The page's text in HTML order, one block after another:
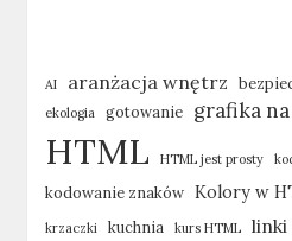
AI aranżacja wnętrz
ekologia gotowanie grafika
HTML HTML jest prosty
kodowanie znaków Kolory w
krzaczki kuchnia kurs HTML linki